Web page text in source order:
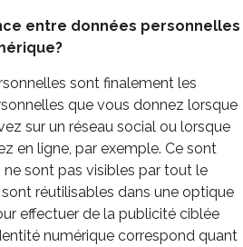
entre données personnelles
sont finalement les
que vous donnez lorsque
sur un réseau social ou lorsque
en ligne, par exemple. Ce sont
ne sont pas visibles par tout le
réutilisables dans une optique
effectuer de la publicité ciblée
numérique correspond quant